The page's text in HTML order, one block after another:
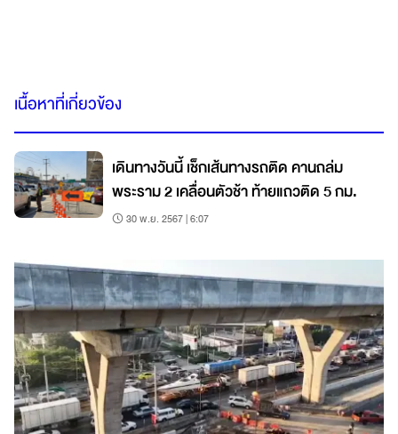
เนื้อหาที่เกี่ยวข้อง
เดินทางวันนี้ เช็กเส้นทางรถติด คานถล่ม
พระราม 2 เคลื่อนตัวช้า ท้ายแถวติด 5 กม.
30 พ.ย. 2567 | 6:07